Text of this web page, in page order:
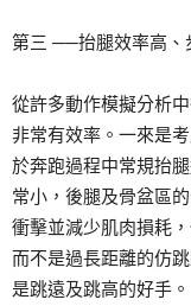
第三 ──抬腿效率高、
從許多動作模擬分析
非常有效率。一來是
於奔跑過程中常規抬
常小，後腿及骨盆區
衝擊並減少肌肉損耗
而不是過長距離的仿
是跳遠及跳高的好手。